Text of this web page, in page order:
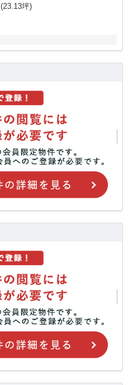
(23.13坪)